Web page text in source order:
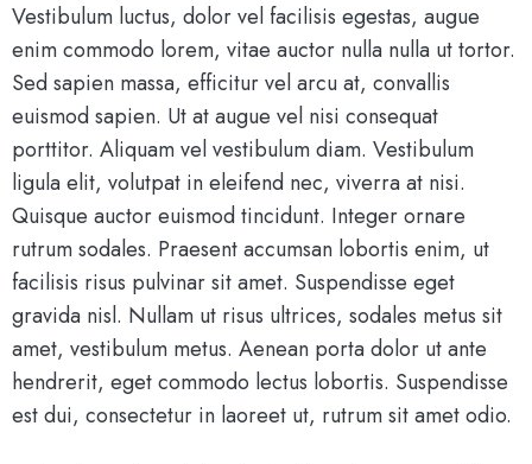
Vestibulum luctus, dolor vel facilisis egestas, augue
enim commodo lorem, vitae auctor nulla nulla ut tortor.
Sed sapien massa, efficitur vel arcu at, convallis
euismod sapien. Ut at augue vel nisi consequat
porttitor. Aliquam vel vestibulum diam. Vestibulum
ligula elit, volutpat in eleifend nec, viverra at nisi.
Quisque auctor euismod tincidunt. Integer ornare
rutrum sodales. Praesent accumsan lobortis enim, ut
facilisis risus pulvinar sit amet. Suspendisse eget
gravida nisl. Nullam ut risus ultrices, sodales metus sit
amet, vestibulum metus. Aenean porta dolor ut ante
hendrerit, eget commodo lectus lobortis. Suspendisse
est dui, consectetur in laoreet ut, rutrum sit amet odio.